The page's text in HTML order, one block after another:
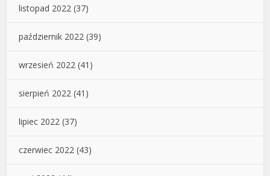
listopad 2022 (37)
październik 2022 (39)
wrzesień 2022 (41)
sierpień 2022 (41)
lipiec 2022 (37)
czerwiec 2022 (43)